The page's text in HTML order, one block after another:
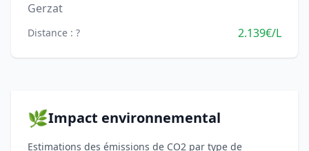
Gerzat
Distance : ? 2.139€/L
🌿Impact environnemental
Estimations des émissions de CO2 par type de